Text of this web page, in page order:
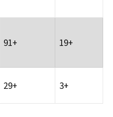
91+ 19+
29+ 3+